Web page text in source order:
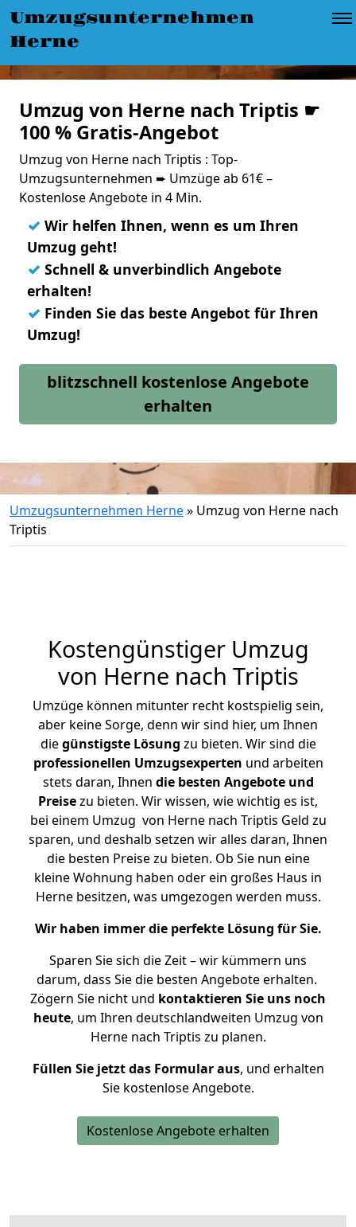
Umzugsunternehmen
Herne
Umzug von Herne nach Triptis ☛
100 % Gratis-Angebot
Umzug von Herne nach Triptis : Top-
Umzugsunternehmen ➨ Umzüge ab 61€ –
Kostenlose Angebote in 4 Min.
✓ Wir helfen Ihnen, wenn es um Ihren
Umzug geht!
✓ Schnell & unverbindlich Angebote
erhalten!
✓ Finden Sie das beste Angebot für Ihren
Umzug!
blitzschnell kostenlose Angebote
erhalten
Umzugsunternehmen Herne» Umzug von Herne nach
Triptis
Kostengünstiger Umzug
von Herne nach Triptis
Umzüge können mitunter recht kostspielig sein,
aber keine Sorge, denn wir sind hier, um Ihnen
diegünstigste Lösung zu bieten. Wir sind die
professionellen Umzugsexperten und arbeiten
stets daran, Ihnen die besten Angebote und
Preisezu bieten. Wir wissen, wie wichtig es ist,
bei einem Umzug von Herne nach Triptis Geld zu
sparen, und deshalb setzen wir alles daran, Ihnen
die besten Preise zu bieten. Ob Sie nun eine
kleine Wohnung haben oder ein großes Haus in
Herne besitzen, was umgezogen werden muss.
Wir haben immer die perfekte Lösung für Sie.
Sparen Sie sich die Zeit – wir kümmern uns
darum, dass Sie die besten Angebote erhalten.
Zögern Sie nicht und kontaktieren Sie uns noch
heute, um Ihren deutschlandweiten Umzug von
Herne nach Triptis zu planen.
Füllen Sie jetzt das Formular aus, und erhalten
Sie kostenlose Angebote.
Kostenlose Angebote erhalten